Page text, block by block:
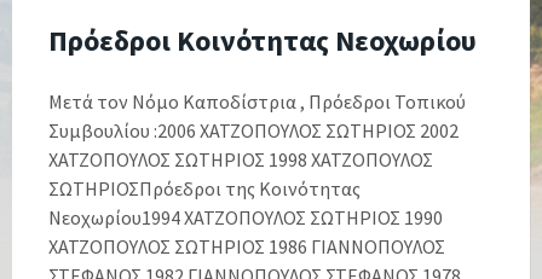
Πρόεδροι Κοινότητας Νεοχωρίου
Μετά τον Νόμο Καποδίστρια , Πρόεδροι Τοπικού
Συμβουλίου :2006 ΧΑΤΖΟΠΟΥΛΟΣ ΣΩΤΗΡΙΟΣ 2002
ΧΑΤΖΟΠΟΥΛΟΣ ΣΩΤΗΡΙΟΣ 1998 ΧΑΤΖΟΠΟΥΛΟΣ
ΣΩΤΗΡΙΟΣΠρόεδροι της Κοινότητας
Νεοχωρίου1994 ΧΑΤΖΟΠΟΥΛΟΣ ΣΩΤΗΡΙΟΣ 1990
ΧΑΤΖΟΠΟΥΛΟΣ ΣΩΤΗΡΙΟΣ 1986 ΓΙΑΝΝΟΠΟΥΛΟΣ